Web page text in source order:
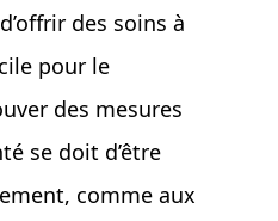
des soins à
pour le
des mesures
se doit d’être
comme aux